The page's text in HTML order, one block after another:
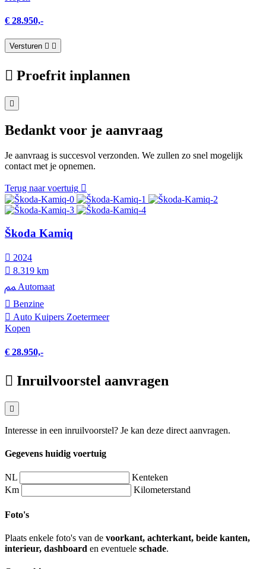
€ 28.950,-
Versturen
Proefrit inplannen
Bedankt voor je aanvraag
Je aanvraag is succesvol verzonden. We zullen zo snel mogelijk
contact met je opnemen.
Terug naar voertuig
Škoda Kamiq
2024
8.319 km
Automaat
Benzine
Auto Kuipers Zoetermeer
Kopen
€ 28.950,-
Inruilvoorstel aanvragen
Interesse in een inruilvoorstel? Je kan deze direct aanvragen.
Gegevens huidig voertuig
NL
Kenteken
Km
Kilometerstand
Foto's
Plaats enkele foto's van de voorkant, achterkant, beide kanten,
interieur, dashboard en eventuele schade.